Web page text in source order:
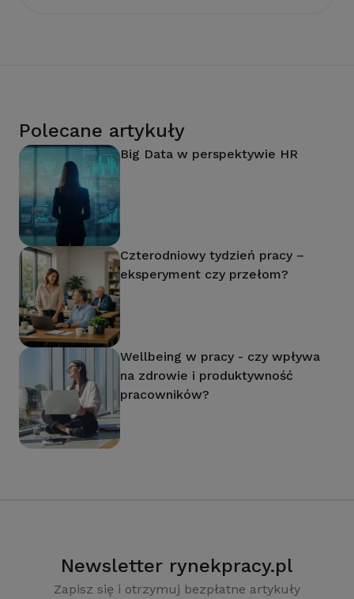
Polecane artykuły
Big Data w perspektywie HR
Czterodniowy tydzień pracy –
eksperyment czy przełom?
Wellbeing w pracy - czy wpływa
na zdrowie i produktywność
pracowników?
Newsletter rynekpracy.pl
Zapisz się i otrzymuj bezpłatne artykuły